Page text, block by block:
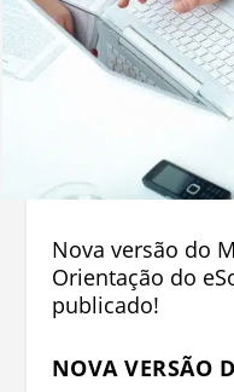
Nova versão do
Orientação do
publicado!
NOVA VERSÃO